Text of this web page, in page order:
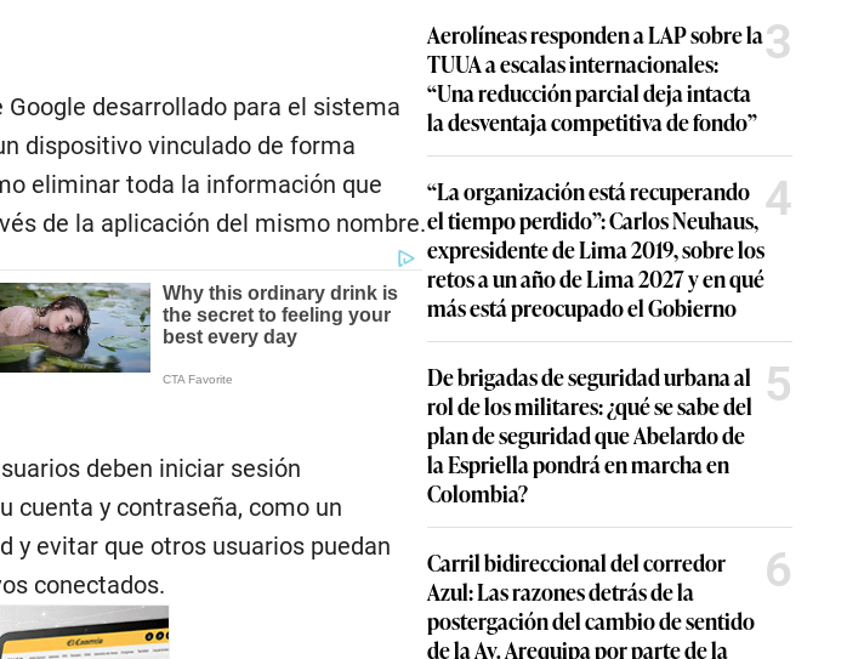
Google desarrollado para el sistema
dispositivo vinculado de forma
eliminar toda la información que
de la aplicación del mismo nombre.
deben iniciar sesión
cuenta y contraseña, como un
y evitar que otros usuarios puedan
conectados.
Aerolíneas responden a LAP sobre la
TUUA a escalas internacionales:
“Una reducción parcial deja intacta
la desventaja competitiva de fondo”
3
“La organización está recuperando
el tiempo perdido”: Carlos Neuhaus,
expresidente de Lima 2019, sobre los
retos a un año de Lima 2027 y en qué
más está preocupado el Gobierno
4
De brigadas de seguridad urbana al
rol de los militares: ¿qué se sabe del
plan de seguridad que Abelardo de
la Espriella pondrá en marcha en
Colombia?
5
Carril bidireccional del corredor
Azul: Las razones detrás de la
postergación del cambio de sentido
de la Av. Arequipa por parte de la
6